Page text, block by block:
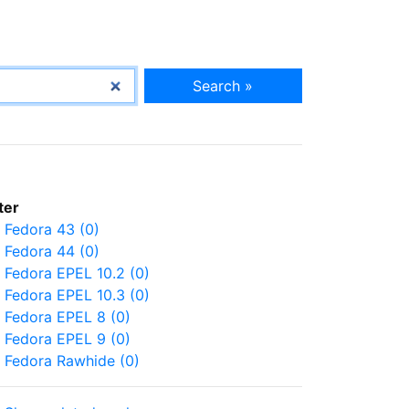
Search »
Fedora 43 (0)
Fedora 44 (0)
Fedora EPEL 10.2 (0)
Fedora EPEL 10.3 (0)
Fedora EPEL 8 (0)
Fedora EPEL 9 (0)
Fedora Rawhide (0)